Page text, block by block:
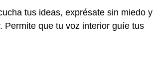
tus ideas, exprésate sin miedo y
Permite que tu voz interior guíe tus